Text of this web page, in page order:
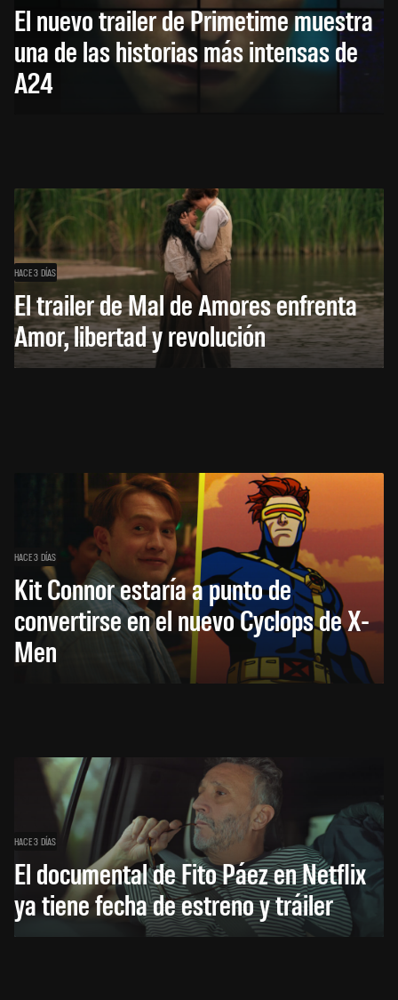
El nuevo trailer de Primetime muestra
una de las historias más intensas de
A24
HACE 3 DÍAS
El trailer de Mal de Amores enfrenta
Amor, libertad y revolución
HACE 3 DÍAS
Kit Connor estaría a punto de
convertirse en el nuevo Cyclops de X-
Men
HACE 3 DÍAS
El documental de Fito Páez en Netflix
ya tiene fecha de estreno y tráiler